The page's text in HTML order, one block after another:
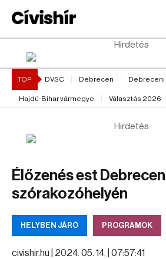
Hirdetés
TOP DVSC Debrecen Debreceni
Hajdú-Bihar vármegye Választás 2026
Hirdetés
Élőzenés est
szórakozóhelyén
HELYBEN JÁRÓ PROGRAMOK
civishir.hu | 2024. 05. 14. | 07:57:41